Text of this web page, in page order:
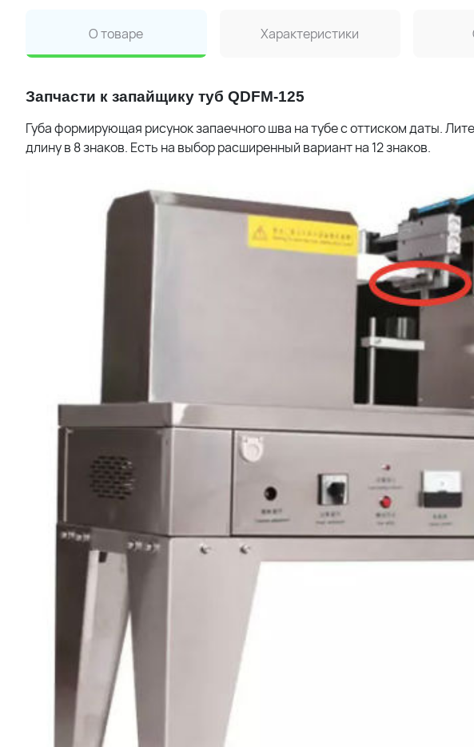
О товаре Характеристики
Запчасти к запайщику туб QDFM-125
Губа формирующая рисунок запаечного шва на тубе с оттиском даты.
длину в 8 знаков. Есть на выбор расширенный вариант на 12 знаков.